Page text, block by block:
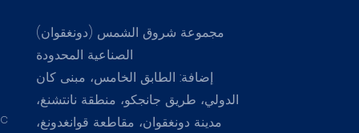
مجموعة شروق الشمس (دونغقوان)
إضافة: الطابق الخامس، مبنى كان
الدولي، طريق جانجكو، منطقة نانتشنغ،
مدينة دونغقوان، مقاطعة قوانغدونغ،